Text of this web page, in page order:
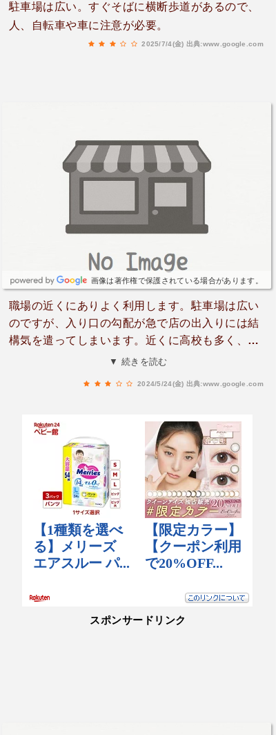
駐車場は広い。すぐそばに横断歩道があるので、
人、自転車や車に注意が必要。
2025/7/4(金) 出典:www.google.com
画像は著作権で保護されている場合があります。
職場の近くにありよく利用します。駐車場は広い
のですが、入り口の勾配が急で店の出入りには結
構気を遣ってしまいます。近くに高校も多く、駐
車場でよくたむろっているのも気にはなります。
▼ 続きを読む
2024/5/24(金) 出典:www.google.com
スポンサードリンク